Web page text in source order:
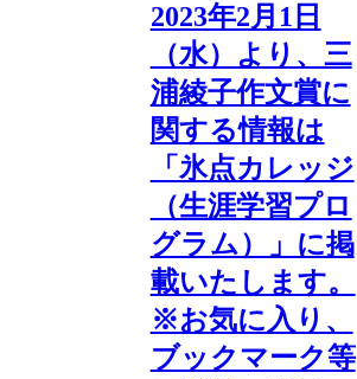
2023年2月1日
（水）より、三
浦綾子作文賞に
関する情報は
「氷点カレッジ
（生涯学習プロ
グラム）」に掲
載いたします。
※お気に入り、
ブックマーク等